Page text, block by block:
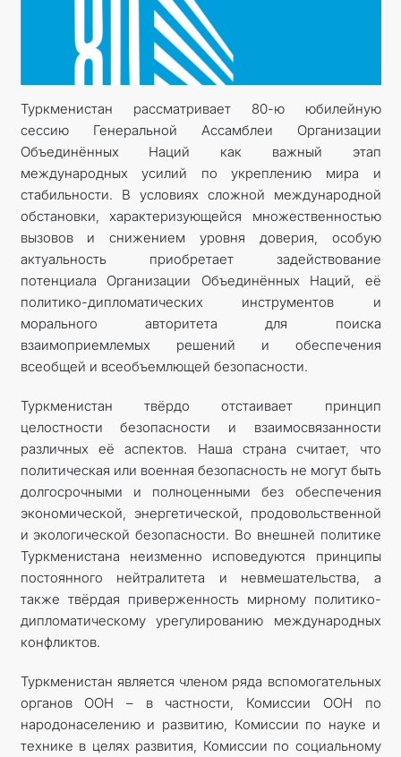
ПРИОРИТЕТНЫЕ ПОЗИЦИИ
ВЫСТУПЛЕНИЯ И ДОКУМЕНТЫ
ДИПЛОМАТИЯ
ПОСТОЯННЫЙ НЕЙТРАЛИТЕТ
УСТОЙЧИВЫЙ ТРАНСПОРТ
КОНТАКТНЫЕ ДАННЫЕ
Туркменистан рассматривает 80-ю юбилейную
сессию Генеральной Ассамблеи Организации
Объединённых Наций как важный этап
международных усилий по укреплению мира и
стабильности. В условиях сложной международной
обстановки, характеризующейся множественностью
вызовов и снижением уровня доверия, особую
актуальность приобретает задействование
потенциала Организации Объединённых Наций, её
политико-дипломатических инструментов и
морального авторитета для поиска
взаимоприемлемых решений и обеспечения
всеобщей и всеобъемлющей безопасности.
Туркменистан твёрдо отстаивает принцип
целостности безопасности и взаимосвязанности
различных её аспектов. Наша страна считает, что
политическая или военная безопасность не могут быть
долгосрочными и полноценными без обеспечения
экономической, энергетической, продовольственной
и экологической безопасности. Во внешней политике
Туркменистана неизменно исповедуются принципы
постоянного нейтралитета и невмешательства, а
также твёрдая приверженность мирному политико-
дипломатическому урегулированию международных
конфликтов.
Туркменистан является членом ряда вспомогательных
органов ООН – в частности, Комиссии ООН по
народонаселению и развитию, Комиссии по науке и
технике в целях развития, Комиссии по социальному